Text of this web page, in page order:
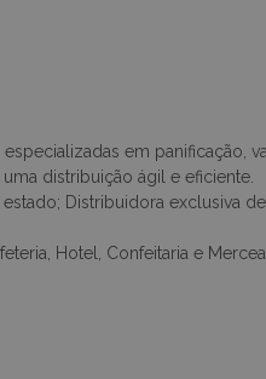
em panificação,
distribuição ágil e eficiente.
Distribuidora exclusiva
Hotel, Confeitaria e